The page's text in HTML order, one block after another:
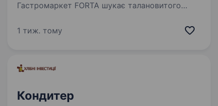
Гастромаркет FORTA шукає талановитого
а творить з них магію. Що ти робитимеш:
1 тиж. тому
Кондитер